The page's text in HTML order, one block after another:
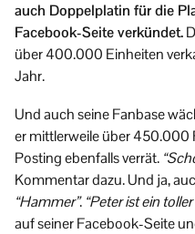
auch Doppelplatin für die
Facebook-Seite verkündet.
über 400.000 Einheiten
Jahr.
Und auch seine Fanbase
er mittlerweile über 450.000
Posting ebenfalls verrät.
Kommentar dazu. Und ja,
“Hammer”. “Peter ist ein
auf seiner Facebook-Seite